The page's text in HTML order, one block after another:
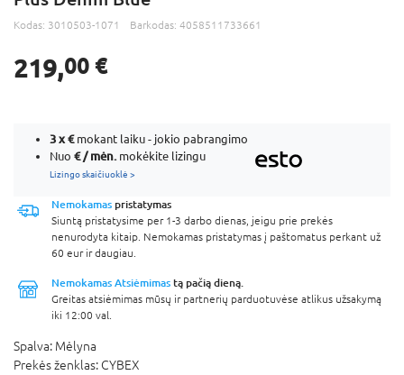
Kodas: 3010503-1071 Barkodas: 4058511733661
219,00 €
3 x€mokant laiku - jokio pabrangimo
Nuo € / mėn. mokėkite lizingu
Lizingo skaičiuoklė >
Nemokamas pristatymas
Siuntą pristatysime per 1-3 darbo dienas, jeigu prie prekės
nenurodyta kitaip. Nemokamas pristatymas į paštomatus perkant už
60 eur ir daugiau.
Nemokamas Atsiėmimas tą pačią dieną.
Greitas atsiėmimas mūsų ir partnerių parduotuvėse atlikus užsakymą
iki 12:00 val.
Spalva: Mėlyna
Prekės ženklas: CYBEX